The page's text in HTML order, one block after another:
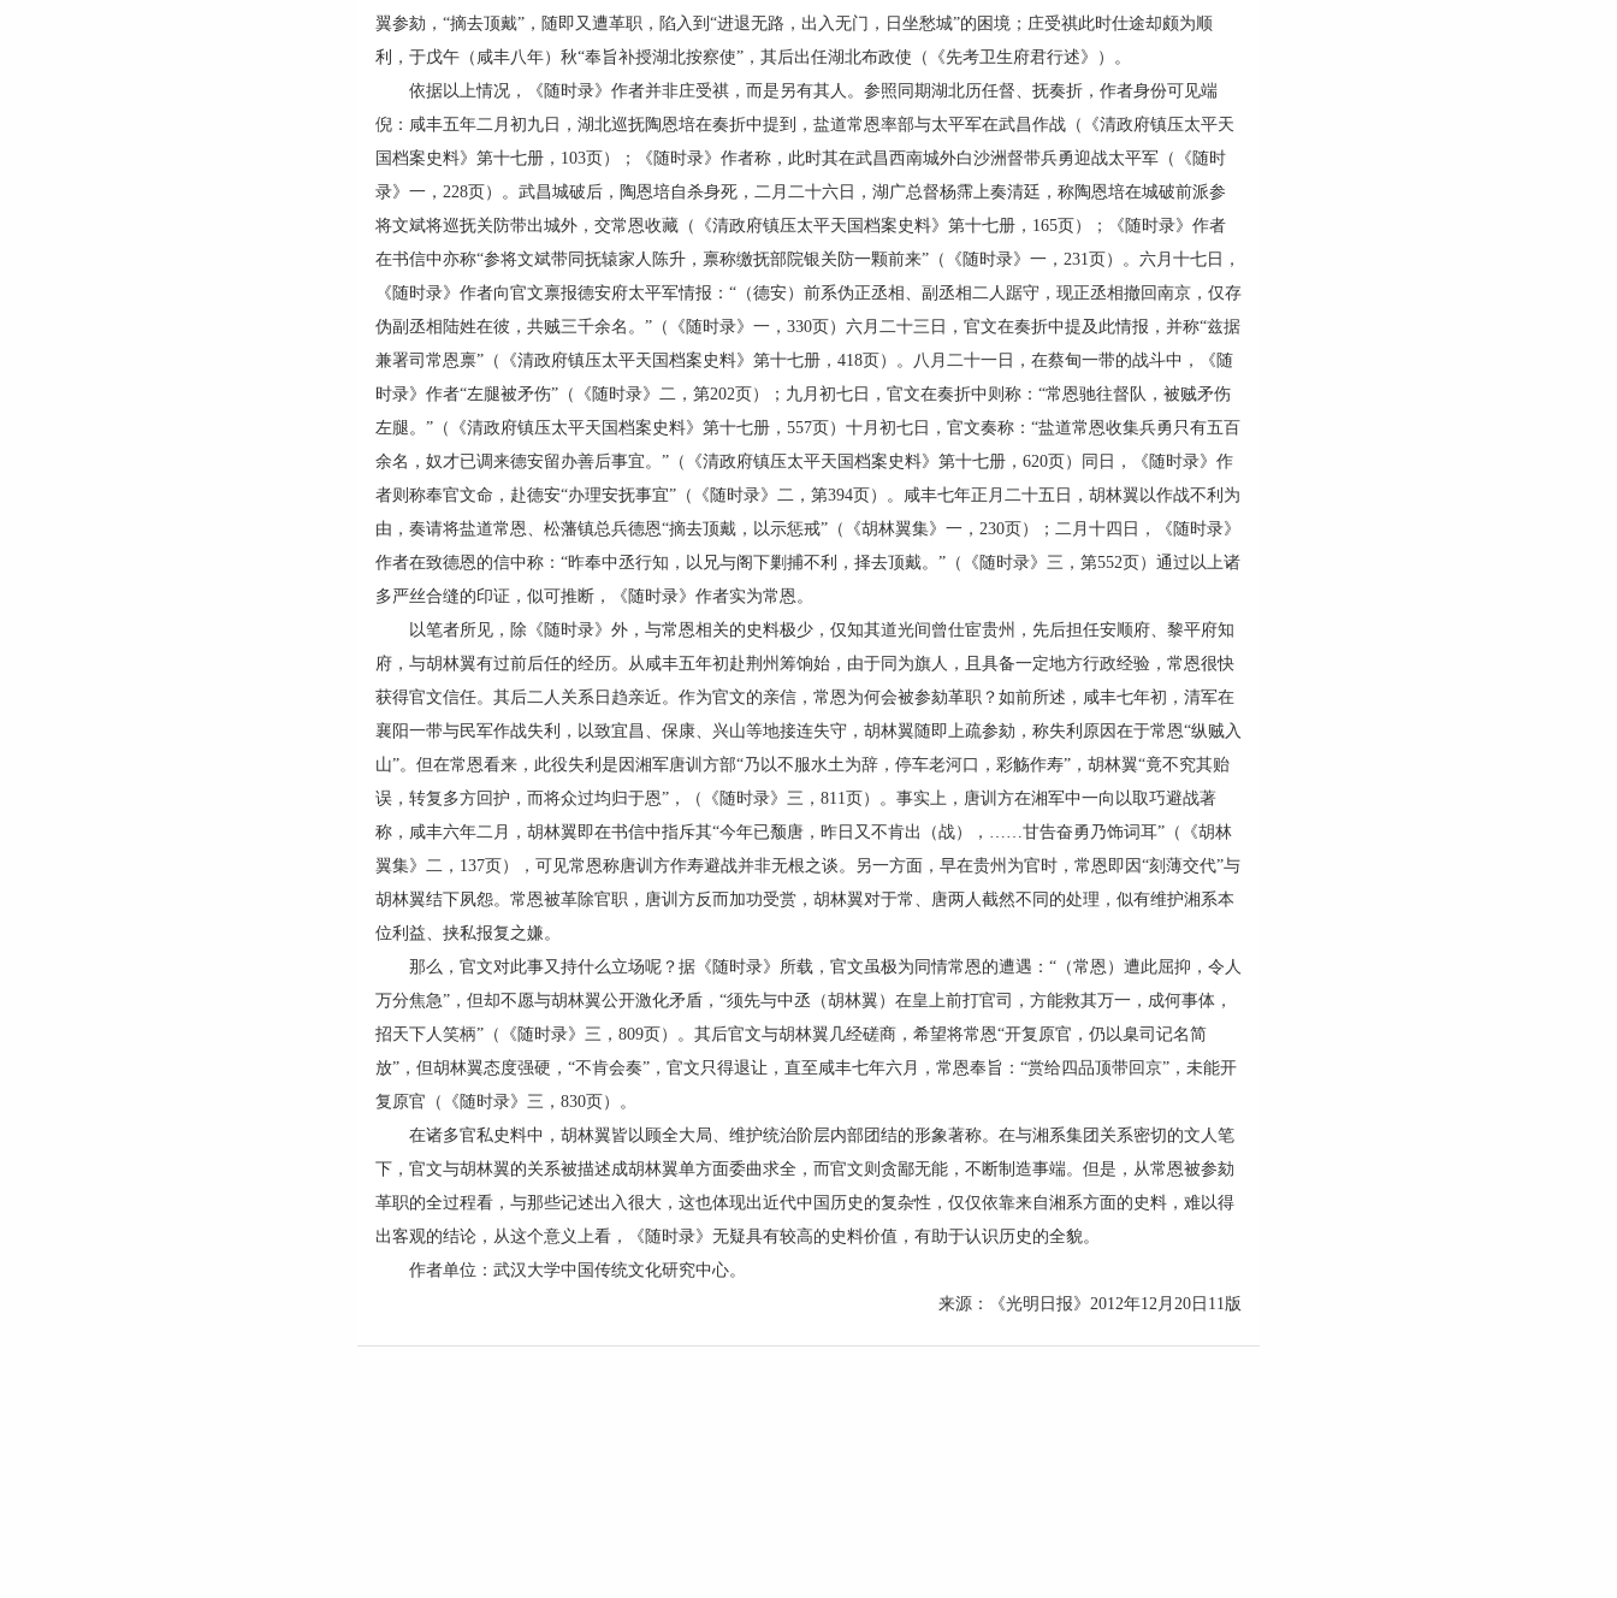
翼参劾，“摘去顶戴”，随即又遭革职，陷入到“进退无路，出入无门，日坐愁城”的困境；庄受祺此时仕途却颇为顺
利，于戊午（咸丰八年）秋“奉旨补授湖北按察使”，其后出任湖北布政使（《先考卫生府君行述》）。
依据以上情况，《随时录》作者并非庄受祺，而是另有其人。参照同期湖北历任督、抚奏折，作者身份可见端
倪：咸丰五年二月初九日，湖北巡抚陶恩培在奏折中提到，盐道常恩率部与太平军在武昌作战（《清政府镇压太平天
国档案史料》第十七册，103页）；《随时录》作者称，此时其在武昌西南城外白沙洲督带兵勇迎战太平军（《随时
录》一，228页）。武昌城破后，陶恩培自杀身死，二月二十六日，湖广总督杨霈上奏清廷，称陶恩培在城破前派参
将文斌将巡抚关防带出城外，交常恩收藏（《清政府镇压太平天国档案史料》第十七册，165页）；《随时录》作者
在书信中亦称“参将文斌带同抚辕家人陈升，禀称缴抚部院银关防一颗前来”（《随时录》一，231页）。六月十七日，
《随时录》作者向官文禀报德安府太平军情报：“（德安）前系伪正丞相、副丞相二人踞守，现正丞相撤回南京，仅存
伪副丞相陆姓在彼，共贼三千余名。”（《随时录》一，330页）六月二十三日，官文在奏折中提及此情报，并称“兹据
兼署司常恩禀”（《清政府镇压太平天国档案史料》第十七册，418页）。八月二十一日，在蔡甸一带的战斗中，《随
时录》作者“左腿被矛伤”（《随时录》二，第202页）；九月初七日，官文在奏折中则称：“常恩驰往督队，被贼矛伤
左腿。”（《清政府镇压太平天国档案史料》第十七册，557页）十月初七日，官文奏称：“盐道常恩收集兵勇只有五百
余名，奴才已调来德安留办善后事宜。”（《清政府镇压太平天国档案史料》第十七册，620页）同日，《随时录》作
者则称奉官文命，赴德安“办理安抚事宜”（《随时录》二，第394页）。咸丰七年正月二十五日，胡林翼以作战不利为
由，奏请将盐道常恩、松藩镇总兵德恩“摘去顶戴，以示惩戒”（《胡林翼集》一，230页）；二月十四日，《随时录》
作者在致德恩的信中称：“昨奉中丞行知，以兄与阁下剿捕不利，择去顶戴。”（《随时录》三，第552页）通过以上诸
多严丝合缝的印证，似可推断，《随时录》作者实为常恩。
以笔者所见，除《随时录》外，与常恩相关的史料极少，仅知其道光间曾仕宦贵州，先后担任安顺府、黎平府知
府，与胡林翼有过前后任的经历。从咸丰五年初赴荆州筹饷始，由于同为旗人，且具备一定地方行政经验，常恩很快
获得官文信任。其后二人关系日趋亲近。作为官文的亲信，常恩为何会被参劾革职？如前所述，咸丰七年初，清军在
襄阳一带与民军作战失利，以致宜昌、保康、兴山等地接连失守，胡林翼随即上疏参劾，称失利原因在于常恩“纵贼入
山”。但在常恩看来，此役失利是因湘军唐训方部“乃以不服水土为辞，停车老河口，彩觞作寿”，胡林翼“竟不究其贻
误，转复多方回护，而将众过均归于恩”，（《随时录》三，811页）。事实上，唐训方在湘军中一向以取巧避战著
称，咸丰六年二月，胡林翼即在书信中指斥其“今年已颓唐，昨日又不肯出（战），……甘告奋勇乃饰词耳”（《胡林
翼集》二，137页），可见常恩称唐训方作寿避战并非无根之谈。另一方面，早在贵州为官时，常恩即因“刻薄交代”与
胡林翼结下夙怨。常恩被革除官职，唐训方反而加功受赏，胡林翼对于常、唐两人截然不同的处理，似有维护湘系本
位利益、挟私报复之嫌。
那么，官文对此事又持什么立场呢？据《随时录》所载，官文虽极为同情常恩的遭遇：“（常恩）遭此屈抑，令人
万分焦急”，但却不愿与胡林翼公开激化矛盾，“须先与中丞（胡林翼）在皇上前打官司，方能救其万一，成何事体，
招天下人笑柄”（《随时录》三，809页）。其后官文与胡林翼几经磋商，希望将常恩“开复原官，仍以臬司记名简
放”，但胡林翼态度强硬，“不肯会奏”，官文只得退让，直至咸丰七年六月，常恩奉旨：“赏给四品顶带回京”，未能开
复原官（《随时录》三，830页）。
在诸多官私史料中，胡林翼皆以顾全大局、维护统治阶层内部团结的形象著称。在与湘系集团关系密切的文人笔
下，官文与胡林翼的关系被描述成胡林翼单方面委曲求全，而官文则贪鄙无能，不断制造事端。但是，从常恩被参劾
革职的全过程看，与那些记述出入很大，这也体现出近代中国历史的复杂性，仅仅依靠来自湘系方面的史料，难以得
出客观的结论，从这个意义上看，《随时录》无疑具有较高的史料价值，有助于认识历史的全貌。
作者单位：武汉大学中国传统文化研究中心。
来源：《光明日报》2012年12月20日11版